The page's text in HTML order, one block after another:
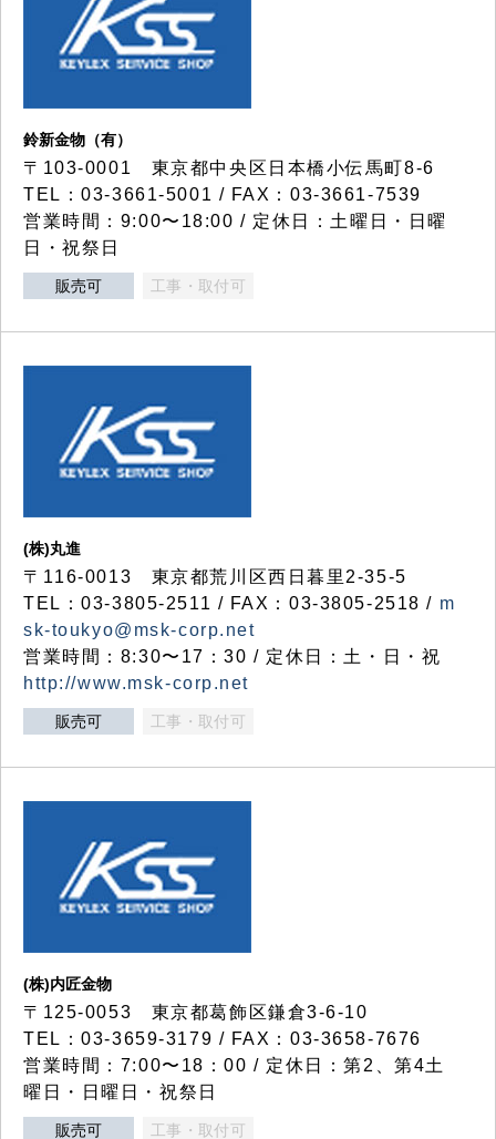
鈴新金物（有）
〒103-0001 東京都中央区日本橋小伝馬町8-6
TEL：03-3661-5001 / FAX：03-3661-7539
営業時間：9:00〜18:00 / 定休日：土曜日・日曜
日・祝祭日
販売可 工事・取付可
(株)丸進
〒116-0013 東京都荒川区西日暮里2-35-5
TEL：03-3805-2511 / FAX：03-3805-2518 / m
sk-toukyo@msk-corp.net
営業時間：8:30〜17：30 / 定休日：土・日・祝
http://www.msk-corp.net
販売可 工事・取付可
(株)内匠金物
〒125-0053 東京都葛飾区鎌倉3-6-10
TEL：03-3659-3179 / FAX：03-3658-7676
営業時間：7:00〜18：00 / 定休日：第2、第4土
曜日・日曜日・祝祭日
販売可 工事・取付可